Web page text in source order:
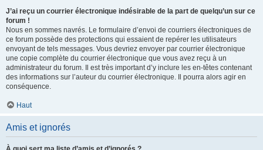
J’ai reçu un courrier électronique indésirable de la part de quelqu’un sur ce
forum !
Nous en sommes navrés. Le formulaire d’envoi de courriers électroniques de
ce forum possède des protections qui essaient de repérer les utilisateurs
envoyant de tels messages. Vous devriez envoyer par courrier électronique
une copie complète du courrier électronique que vous avez reçu à un
administrateur du forum. Il est très important d’y inclure les en-têtes contenant
des informations sur l’auteur du courrier électronique. Il pourra alors agir en
conséquence.
Haut
Amis et ignorés